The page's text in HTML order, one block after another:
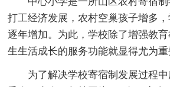
打工经济发展，农村空巢孩子增多
逐年增加。为此，学校除了增强教
生生活成长的服务功能就显得尤为重
为了解决学校寄宿制发展过程中